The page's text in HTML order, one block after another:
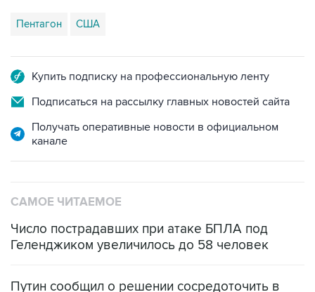
Пентагон США
Купить подписку на профессиональную ленту
Подписаться на рассылку главных новостей сайта
Получать оперативные новости в официальном
канале
САМОЕ ЧИТАЕМОЕ
Число пострадавших при атаке БПЛА под
Геленджиком увеличилось до 58 человек
Путин сообщил о решении сосредоточить в